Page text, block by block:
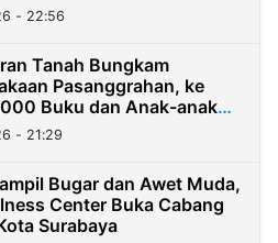
- 22:56
Tanah Bungkam
Pasanggrahan, ke
Buku dan Anak-anak
- 21:29
Bugar dan Awet Muda,
Center Buka Cabang
Surabaya